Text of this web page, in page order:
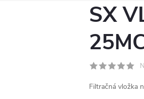
SX
Filtračná vložka